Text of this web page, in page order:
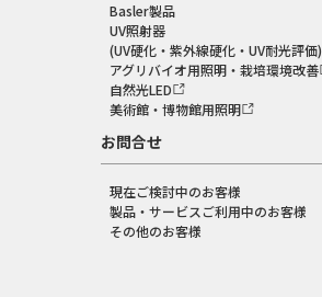
Basler製品
UV照射器
(UV硬化・紫外線硬化・UV耐光評価)
アグリバイオ用照明・栽培環境改善
自然光LED
美術館・博物館用照明
お問合せ
現在ご検討中のお客様
製品・サービスご利用中のお客様
その他のお客様